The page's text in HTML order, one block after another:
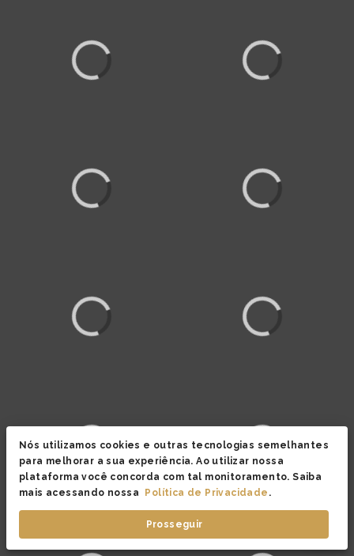
Nós utilizamos cookies e outras tecnologias semelhantes
para melhorar a sua experiência. Ao utilizar nossa
plataforma você concorda com tal monitoramento. Saiba
mais acessando nossa
Política de Privacidade .
Prosseguir